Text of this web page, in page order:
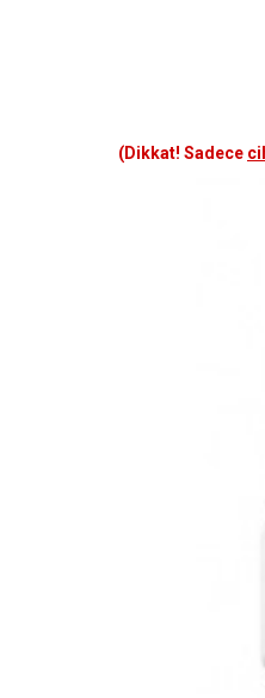
(Dikkat! Sadece